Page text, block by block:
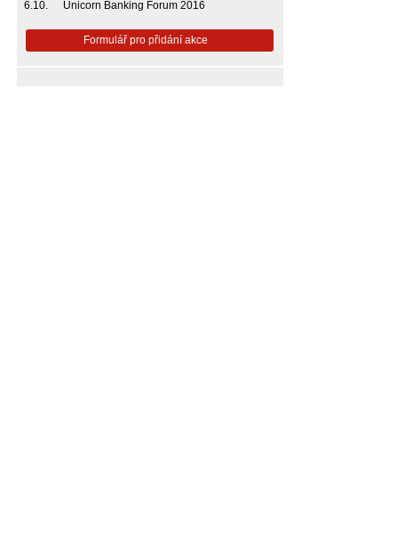
6.10.
Unicorn Banking Forum 2016
Formulář pro přidání akce